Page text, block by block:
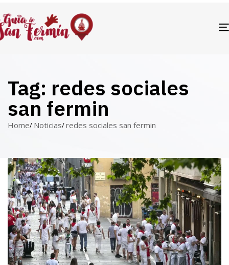
Tag: redes sociales
san fermin
Home Noticias redes sociales san fermin